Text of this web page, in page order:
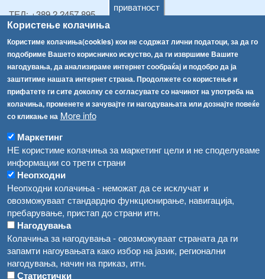
приватност
Користење колачиња
Користиме колачиња(cookies) кои не содржат лични податоци, за да го
подобриме Вашето корисничко искуство, да ги извршиме Вашите
нагодувања, да анализираме интернет сообраќај и подобро да ја
заштитиме нашата интернет страна. Продолжете со користење и
прифатете ги сите доколку се согласувате со начинот на употреба на
колачиња, променете и зачувајте ги нагодувањата или дознајте повеќе
со кликање на More info
Маркетинг
НЕ користиме колачиња за маркетинг цели и не споделуваме
информации со трети страни
Неопходни
Неопходни колачиња - неможат да се исклучат и
овозможуваат стандардно функционирање, навигација,
пребарување, пристап до страни итн.
Нагодувања
Колачиња за нагодувања - овозможуваат страната да ги
запамти нагоувањата како избор на јазик, регионални
нагодувања, начин на приказ, итн.
Статистички
ТЕЛ:+389 2 2457 895
ТЕЛ:+389 2 2457 873
Факс:+389 2 2457 893
Факс:+389 2 2457 871
info@fva.gov.mk
[АХВ-претходна страна]
Соопштенија
Република Бугарија ги засили официјалните контроли при увоз на свежо овошје и зеленчук
Високите температури ризик од труење со храна, опасни се и за животните
Водата во Гостивар може да се користи како техничка, продолжува испораката на флаширана вода
Во Гостивар спроведени 70 вонредни контроли
Забраната за водата во Гостивар останува на сила, операторите да користат само технички безбедна вода
Навигација
Регистри
Обрасци
Огласи